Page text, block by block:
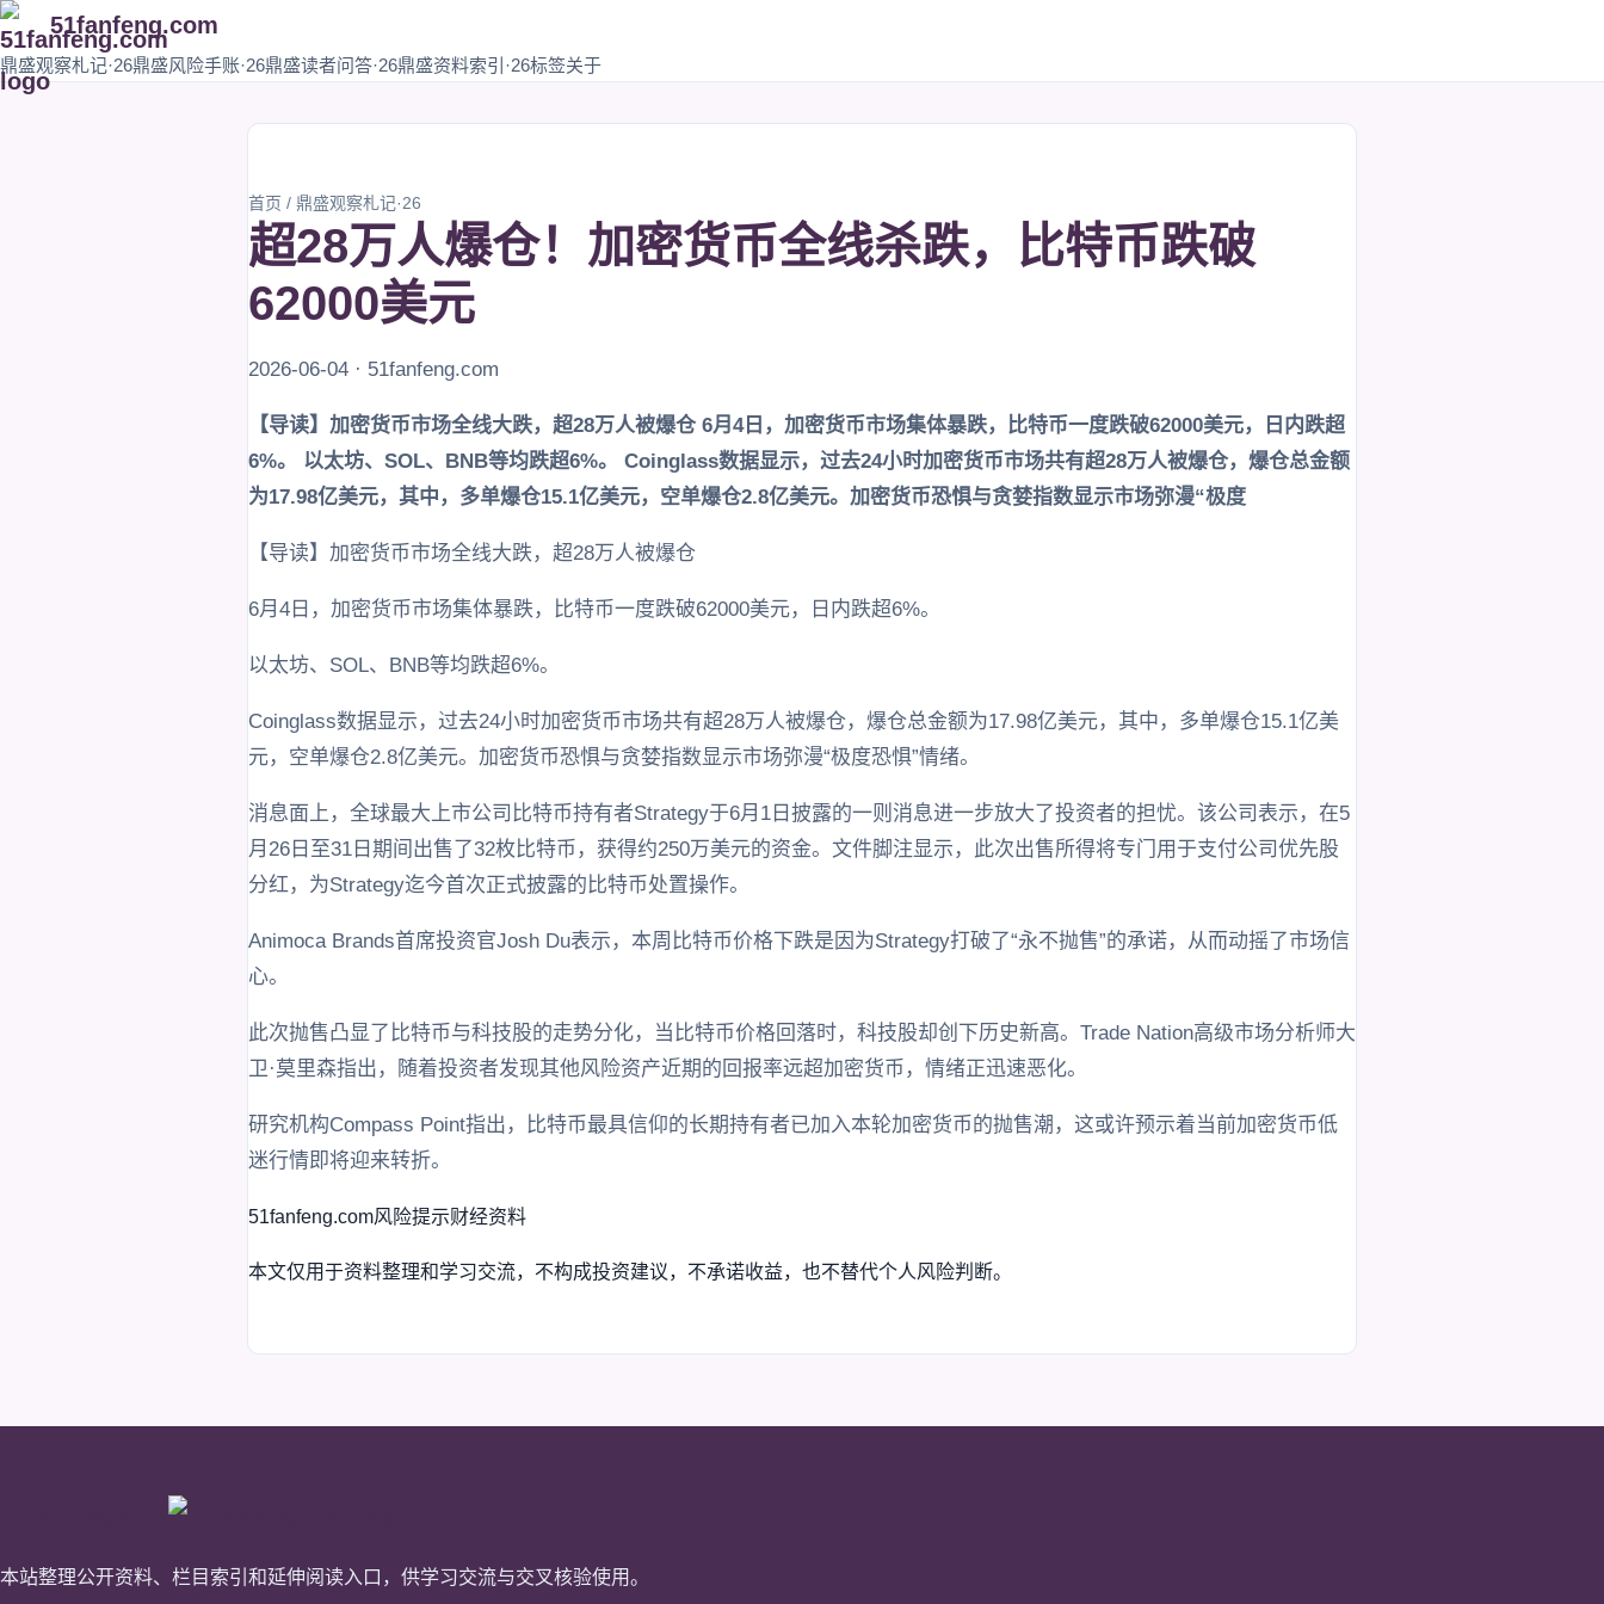
51fanfeng.com
鼎盛观察札记·26鼎盛风险手账·26鼎盛读者问答·26鼎盛资料索引·26标签关于
首页 / 鼎盛观察札记·26
超28万人爆仓！加密货币全线杀跌，比特币跌破
62000美元
2026-06-04 · 51fanfeng.com
【导读】加密货币市场全线大跌，超28万人被爆仓 6月4日，加密货币市场集体暴跌，比特币一度跌破62000美元，日内跌超
6%。 以太坊、SOL、BNB等均跌超6%。 Coinglass数据显示，过去24小时加密货币市场共有超28万人被爆仓，爆仓总金额
为17.98亿美元，其中，多单爆仓15.1亿美元，空单爆仓2.8亿美元。加密货币恐惧与贪婪指数显示市场弥漫“极度
【导读】加密货币市场全线大跌，超28万人被爆仓
6月4日，加密货币市场集体暴跌，比特币一度跌破62000美元，日内跌超6%。
以太坊、SOL、BNB等均跌超6%。
Coinglass数据显示，过去24小时加密货币市场共有超28万人被爆仓，爆仓总金额为17.98亿美元，其中，多单爆仓15.1亿美
元，空单爆仓2.8亿美元。加密货币恐惧与贪婪指数显示市场弥漫“极度恐惧”情绪。
消息面上，全球最大上市公司比特币持有者Strategy于6月1日披露的一则消息进一步放大了投资者的担忧。该公司表示，在5
月26日至31日期间出售了32枚比特币，获得约250万美元的资金。文件脚注显示，此次出售所得将专门用于支付公司优先股
分红，为Strategy迄今首次正式披露的比特币处置操作。
Animoca Brands首席投资官Josh Du表示，本周比特币价格下跌是因为Strategy打破了“永不抛售”的承诺，从而动摇了市场信
心。
此次抛售凸显了比特币与科技股的走势分化，当比特币价格回落时，科技股却创下历史新高。Trade Nation高级市场分析师大
卫·莫里森指出，随着投资者发现其他风险资产近期的回报率远超加密货币，情绪正迅速恶化。
研究机构Compass Point指出，比特币最具信仰的长期持有者已加入本轮加密货币的抛售潮，这或许预示着当前加密货币低
迷行情即将迎来转折。
51fanfeng.com风险提示财经资料
本文仅用于资料整理和学习交流，不构成投资建议，不承诺收益，也不替代个人风险判断。
本站整理公开资料、栏目索引和延伸阅读入口，供学习交流与交叉核验使用。